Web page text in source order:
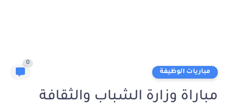
مباريات الوظيفة
0
مباراة وزارة الشباب والثقافة